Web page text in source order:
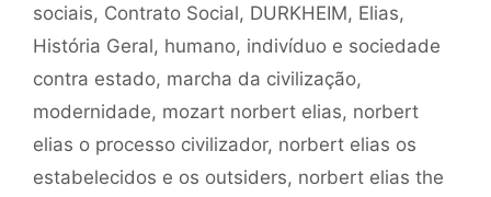
sociais, Contrato Social, DURKHEIM, Elias,
História Geral, humano, indivíduo e sociedade
contra estado, marcha da civilização,
modernidade, mozart norbert elias, norbert
elias o processo civilizador, norbert elias os
estabelecidos e os outsiders, norbert elias the